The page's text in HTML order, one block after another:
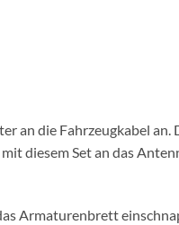
an die Fahrzeugkabel an.
diesem Set an das
Armaturenbrett